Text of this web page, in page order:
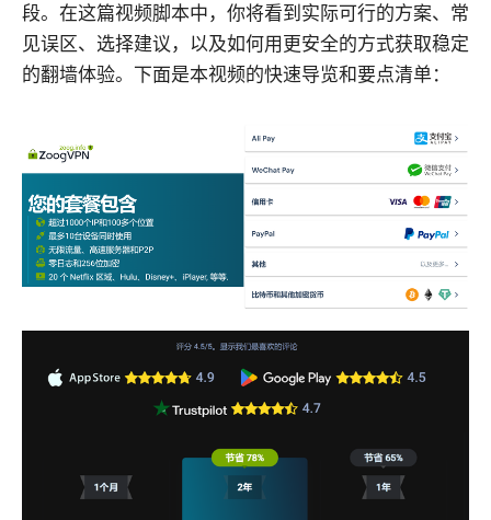
段。在这篇视频脚本中，你将看到实际可行的方案、常
见误区、选择建议，以及如何用更安全的方式获取稳定
的翻墙体验。下面是本视频的快速导览和要点清单：